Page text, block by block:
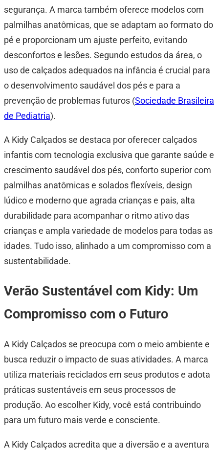
segurança. A marca também oferece modelos com
palmilhas anatômicas, que se adaptam ao formato do
pé e proporcionam um ajuste perfeito, evitando
desconfortos e lesões. Segundo estudos da área, o
uso de calçados adequados na infância é crucial para
o desenvolvimento saudável dos pés e para a
prevenção de problemas futuros (Sociedade Brasileira
de Pediatria).
A Kidy Calçados se destaca por oferecer calçados
infantis com tecnologia exclusiva que garante saúde e
crescimento saudável dos pés, conforto superior com
palmilhas anatômicas e solados flexíveis, design
lúdico e moderno que agrada crianças e pais, alta
durabilidade para acompanhar o ritmo ativo das
crianças e ampla variedade de modelos para todas as
idades. Tudo isso, alinhado a um compromisso com a
sustentabilidade.
Verão Sustentável com Kidy: Um
Compromisso com o Futuro
A Kidy Calçados se preocupa com o meio ambiente e
busca reduzir o impacto de suas atividades. A marca
utiliza materiais reciclados em seus produtos e adota
práticas sustentáveis em seus processos de
produção. Ao escolher Kidy, você está contribuindo
para um futuro mais verde e consciente.
A Kidy Calçados acredita que a diversão e a aventura